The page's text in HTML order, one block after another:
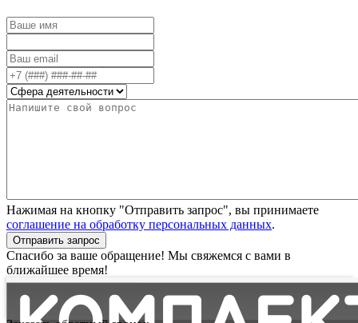
Нажимая на кнопку "Отправить запрос", вы принимаете
соглашение на обработку персональных данных.
Отправить запрос
Спасибо за ваше обращение! Мы свяжемся с вами в
ближайшее время!